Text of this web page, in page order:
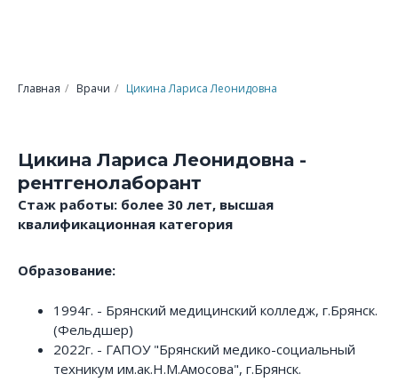
Главная / Врачи / Цикина Лариса Леонидовна
Цикина Лариса Леонидовна -
рентгенолаборант
Стаж работы: более 30 лет, высшая
квалификационная категория
Образование:
1994г. - Брянский медицинский колледж, г.Брянск.
(Фельдшер)
2022г. - ГАПОУ "Брянский медико-социальный
техникум им.ак.Н.М.Амосова", г.Брянск.